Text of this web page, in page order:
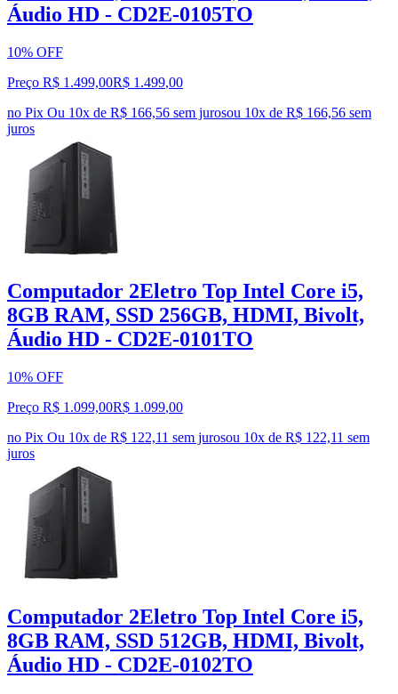
Áudio HD - CD2E-0105TO
10% OFF
Preço R$ 1.499,00R$ 1.499,00
no Pix Ou 10x de R$ 166,56 sem jurosou 10x de R$ 166,56 sem
juros
Computador 2Eletro Top Intel Core i5,
8GB RAM, SSD 256GB, HDMI, Bivolt,
Áudio HD - CD2E-0101TO
10% OFF
Preço R$ 1.099,00R$ 1.099,00
no Pix Ou 10x de R$ 122,11 sem jurosou 10x de R$ 122,11 sem
juros
Computador 2Eletro Top Intel Core i5,
8GB RAM, SSD 512GB, HDMI, Bivolt,
Áudio HD - CD2E-0102TO